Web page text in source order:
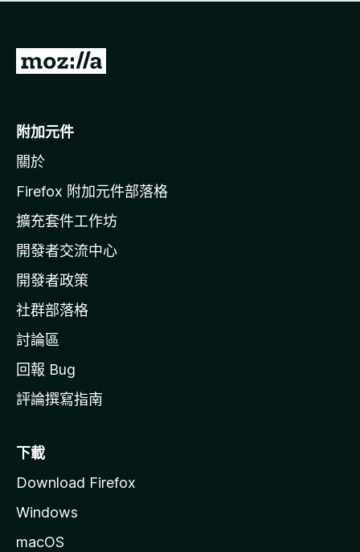
有
前
o
i
l
a
官
網
附加元件
關於
Firefox 附加元件部落格
擴充套件工作坊
開發者交流中心
開發者政策
社群部落格
討論區
回報 Bug
評論撰寫指南
下載
Download Firefox
Windows
macOS